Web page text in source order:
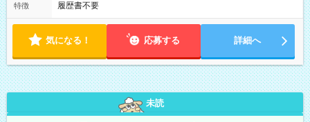
特徴 履歴書不要
気になる！ 応募する 詳細へ
未読